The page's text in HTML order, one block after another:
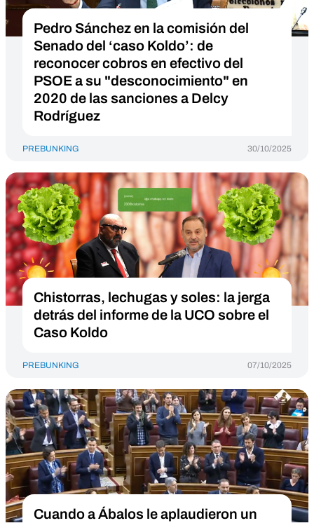
Pedro Sánchez en la comisión del
Senado del ‘caso Koldo’: de
reconocer cobros en efectivo del
PSOE a su "desconocimiento" en
2020 de las sanciones a Delcy
Rodríguez
PREBUNKING 30/10/2025
Chistorras, lechugas y soles: la jerga
detrás del informe de la UCO sobre el
Caso Koldo
PREBUNKING 07/10/2025
Cuando a Ábalos le aplaudieron un